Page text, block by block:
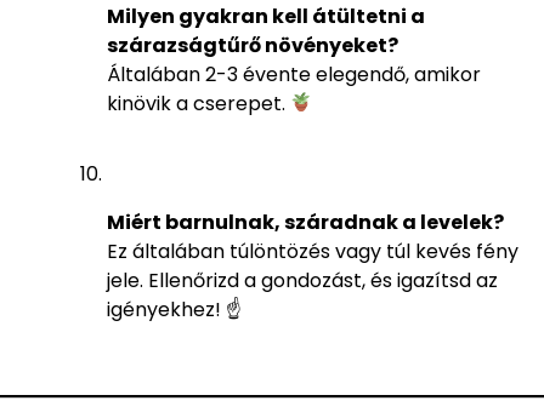
Milyen gyakran kell átültetni a
szárazságtűrő növényeket?
Általában 2-3 évente elegendő, amikor
kinövik a cserepet.
Miért barnulnak, száradnak a levelek?
Ez általában túlöntözés vagy túl kevés fény
jele. Ellenőrizd a gondozást, és igazítsd az
igényekhez! ☝️